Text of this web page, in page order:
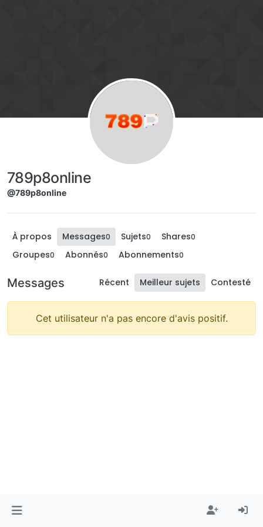
789p8online
@789p8online
À propos Messages0 Sujets0 Shares0
Groupes0 Abonnés0 Abonnements0
Messages Récent Meilleur sujets Contesté
Cet utilisateur n'a pas encore d'avis positif.